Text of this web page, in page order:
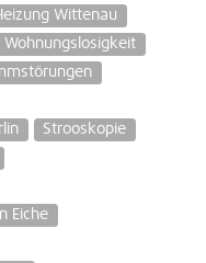
Wittenau
Wohnungslosigkeit
Strooskopie
Eiche